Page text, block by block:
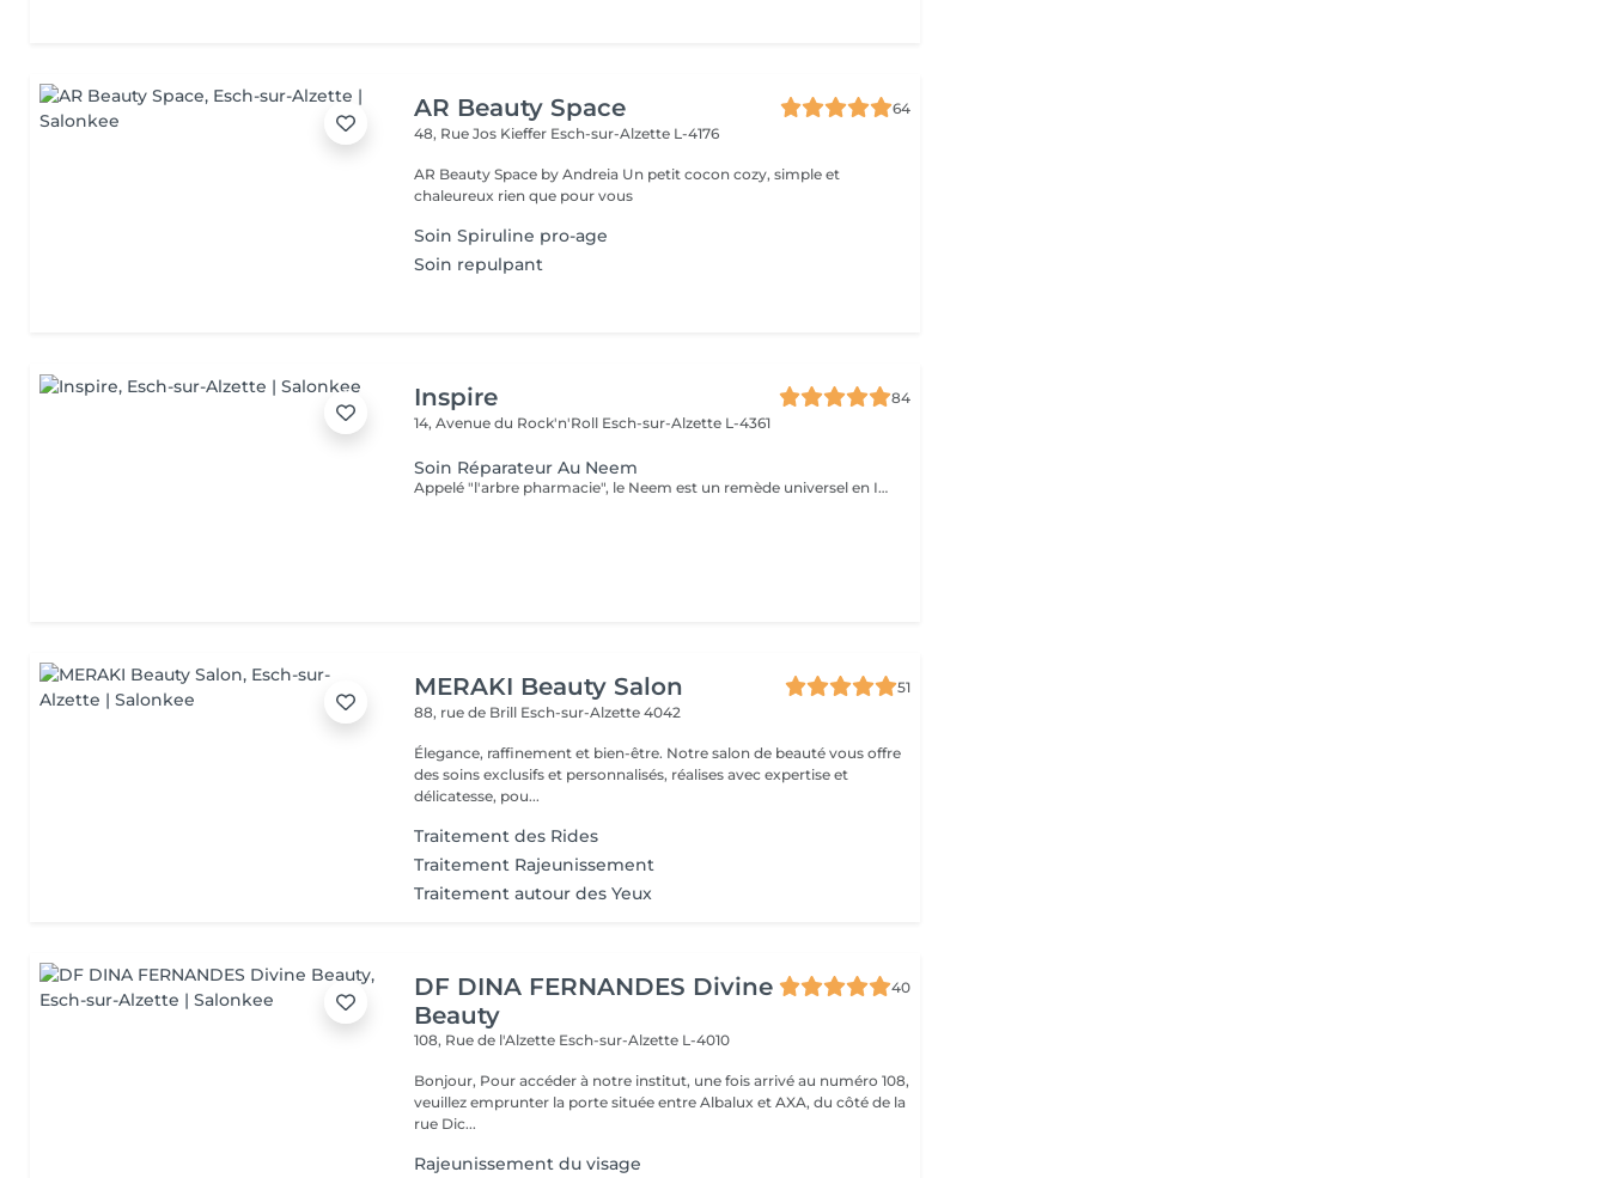
AR Beauty Space
64
48, Rue Jos Kieffer Esch-sur-Alzette L-4176
AR Beauty Space by Andreia Un petit cocon cozy, simple et
chaleureux rien que pour vous
Soin Spiruline pro-age
Soin repulpant
Inspire
84
14, Avenue du Rock'n'Roll Esch-sur-Alzette L-4361
Soin Réparateur Au Neem
Appelé "l'arbre pharmacie", le Neem est un remède universel en Inde. Profitez de ses bienfaits pour préserver la jeunesse de votre peau.
MERAKI Beauty Salon
51
88, rue de Brill Esch-sur-Alzette 4042
Élegance, raffinement et bien-être. Notre salon de beauté vous offre
des soins exclusifs et personnalisés, réalises avec expertise et
délicatesse, pou...
Traitement des Rides
Traitement Rajeunissement
Traitement autour des Yeux
DF DINA FERNANDES Divine
Beauty
40
108, Rue de l'Alzette Esch-sur-Alzette L-4010
Bonjour, Pour accéder à notre institut, une fois arrivé au numéro 108,
veuillez emprunter la porte située entre Albalux et AXA, du côté de la
rue Dic...
Rajeunissement du visage